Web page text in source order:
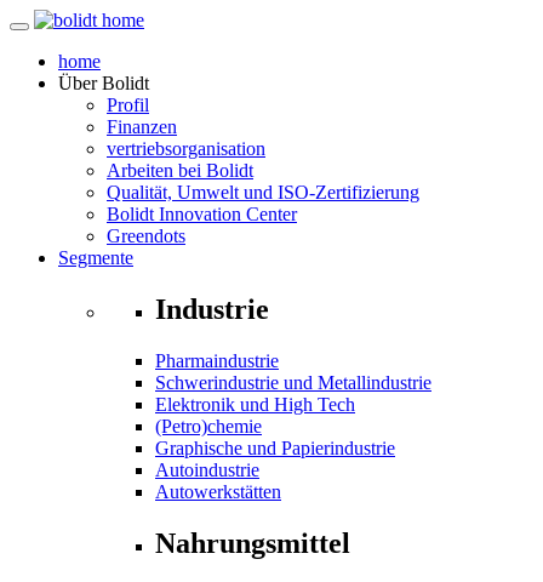
home
ÜberBolidt
Profil
Finanzen
vertriebsorganisation
Arbeiten bei Bolidt
Qualität, Umwelt und ISO-Zertifizierung
Bolidt Innovation Center
Greendots
Segmente
Industrie
Pharmaindustrie
Schwerindustrie und Metallindustrie
Elektronik und High Tech
(Petro)chemie
Graphische und Papierindustrie
Autoindustrie
Autowerkstätten
Nahrungsmittel